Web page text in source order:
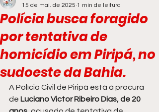
Polícia busca foragido
por tentativa de
homicídio em Piripá, no
sudoeste da Bahia.
15 de mai. de 2025 1 min de leitura
A Polícia Civil de Piripá está à procura
de Luciano Victor Ribeiro Dias, de 20